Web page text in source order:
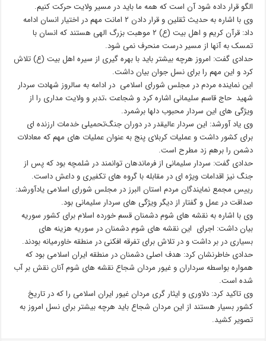
الگو قرار داده شود آن است که همه ما باید در مسیر ولایت حرکت کنیم.
وی با اشاره به حدیث ثقلین و قرار دادن ۲ امانت مهم در اختیار انسان ادامه
داد: قرآن کریم و اهل بیت (ع) ۲ موهبت بزرگ الهی هستند که انسان با
تمسک به آنها از مسیر درست منحرف نمی شود.
حدادی گفت: امروز هرچه بیشتر باید با بهره گیری از سیره اهل بیت (ع) تلاش
کرد و این مهم را برای نسل جوان بیان داشت.
این نماینده مردم در مجلس شورای اسلامی در ادامه به سالروز شهادت سردار
شهید حاج قاسم سلیمانی اشاره کرد و شجاعت ،تدبر و ولایت مداری را از
ویژگی های این سردار محبوب دلها برشمرد.
وی یاد آورشد: این سردار عالیقدر در دوران جنگ‌تحمیلی خدمات ارزنده ای
برای کشور داشت و عملیات کربلای پنج به عنوان عملیات های مهم که معادلات
دشمن را برهم زد مطرح است.
حدادی گفت: سردار سلیمانی از فرماندهان توانمند در شلمچه بود که پس از
جنگ نیز اقدامات ویژه ای در مقابله با گروه های تکفیری و داعش داست.
رییس مجمع نمایندگان مردم استان البرز در مجلس شورای اسلامی یادآورشد:
صداقت در عمل و گفتار از دیگر ویژگی های سردار سلیمانی بود.
وی با اشاره به نقشه های شوم دشمنان قسم خورده اسلام برای کشور سوریه
بیان داشت: اجرای این نقشه های شوم دشمنان در سوریه هزینه های
بسیاری در بر داشت و در تلاش برای تفرقه افکنی در منطقه خاورمیانه بودند.
حدادی خاطرنشان کرد: هدف اصلی دشمنان در منطقه ایران اسلامی بود که
همواره بواسطه سرداران و غیور مردان شجاع نقشه های شوم آنان نقش بر آب
شده است.
وی تاکید کرد: دلاوری و ایثار گری مردان غیور ایران اسلامی را که در تاریخ
کشور بسیار هستند از این مردان شجاع باید هرچه بیشتر برای نسل امروز به
تصویر کشید.